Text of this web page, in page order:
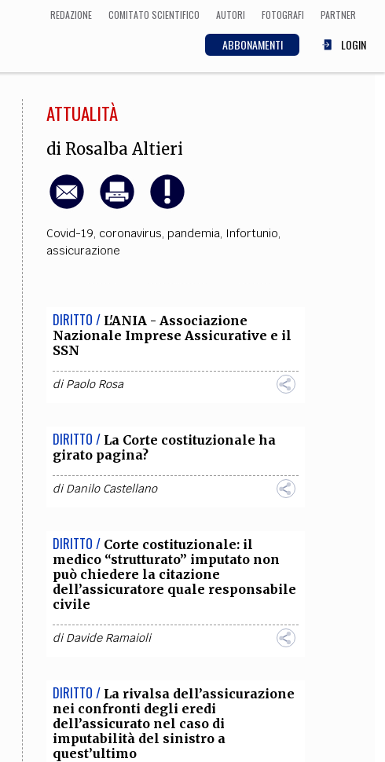
REDAZIONE COMITATO SCIENTIFICO AUTORI FOTOGRAFI PARTNER
ABBONAMENTI LOGIN
ECONOMIA
CULTURA
Arte, Cinema, Musica,
COLLABORA CON NOI
ATTUALITÀ
di Rosalba Altieri
Covid-19, coronavirus, pandemia, Infortunio,
assicurazione
DIRITTO / L'ANIA - Associazione
Nazionale Imprese Assicurative e il
SSN
diPaolo Rosa
DIRITTO / La Corte costituzionale ha
girato pagina?
diDanilo Castellano
DIRITTO / Corte costituzionale: il
medico “strutturato” imputato non
può chiedere la citazione
dell’assicuratore quale responsabile
civile
diDavide Ramaioli
DIRITTO / La rivalsa dell’assicurazione
nei confronti degli eredi
dell’assicurato nel caso di
imputabilità del sinistro a
quest’ultimo